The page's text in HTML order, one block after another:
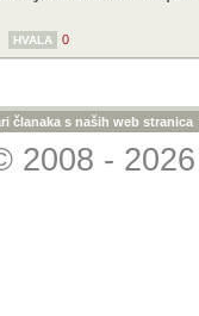
HVALA 0
članaka s naših web stranica
2008 -